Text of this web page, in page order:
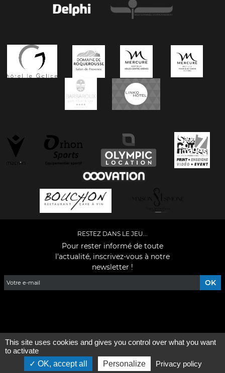
RESTEZ DANS LE JEU...
Pour rester informé de toute
l'actualité, inscrivez-vous à notre
newsletter !
©2026 - Tous droits réservés - Conception :epartenaire
This site uses cookies and gives you control over what you want
to activate
OK, accept all
Personalize Privacy policy